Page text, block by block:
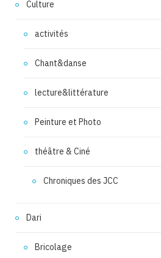
Culture
activités
Chant&danse
lecture&littérature
Peinture et Photo
théâtre & Ciné
Chroniques des JCC
Dari
Bricolage